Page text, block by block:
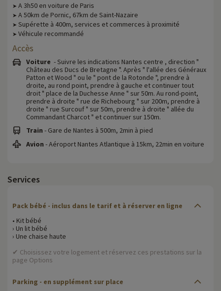
➤ A 3h50 en voiture de Paris
➤ A 50km de Pornic, 67km de Saint-Nazaire
➤ Supérette à 400m, services et commerces à proximité
➤ Véhicule recommandé
Accès
Voiture - Suivre les indications Nantes centre , direction "
Château des Ducs de Bretagne ". Après " l'allée des Généraux
Patton et Wood " ou le " pont de la Rotonde ", prendre à
droite, au rond point, prendre à gauche et continuer tout
droit " place de la Duchesse Anne " sur 50m. Au rond-point,
prendre à droite " rue de Richebourg " sur 200m, prendre à
droite " rue Surcouf " sur 50m, prendre à droite " allée du
Commandant Charcot " et continuer sur 150m.
Train - Gare de Nantes à 500m, 2min à pied
Avion - Aéroport Nantes Atlantique à 15km, 22min en voiture
Services
Pack bébé - inclus dans le tarif et à réserver en ligne
• Kit bébé
› Un lit bébé
› Une chaise haute
✔ Choisissez votre logement et réservez ces prestations sur la
page Options
Parking - en supplément sur place